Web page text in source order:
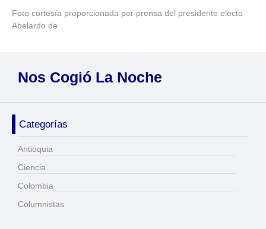
Foto cortesía proporcionada por prensa del presidente electo
Abelardo de
Nos Cogió La Noche
Categorías
Antioquia
Ciencia
Colombia
Columnistas